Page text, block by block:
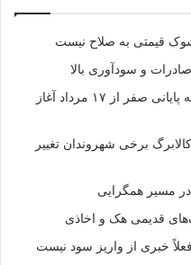
شوک قیمتی به صلاح نیست
و سودآوری بالا
فروش بلیت رفت و برگشت زائران دهه پایانی صفر از ۱۷ مرداد آغاز
برخی شهروندان تغییر
در مسیر همگرایی
قدیمی هک و اخاذی
خبری از واریز سود نیست